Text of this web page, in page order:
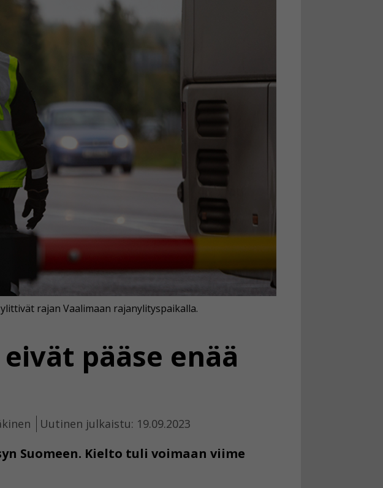
pääse enää
Uutinen julkaistu: 19.09.2023
Suomeen. Kielto tuli voimaan viime
rajan Vaalimaan rajanylityspaikalla.